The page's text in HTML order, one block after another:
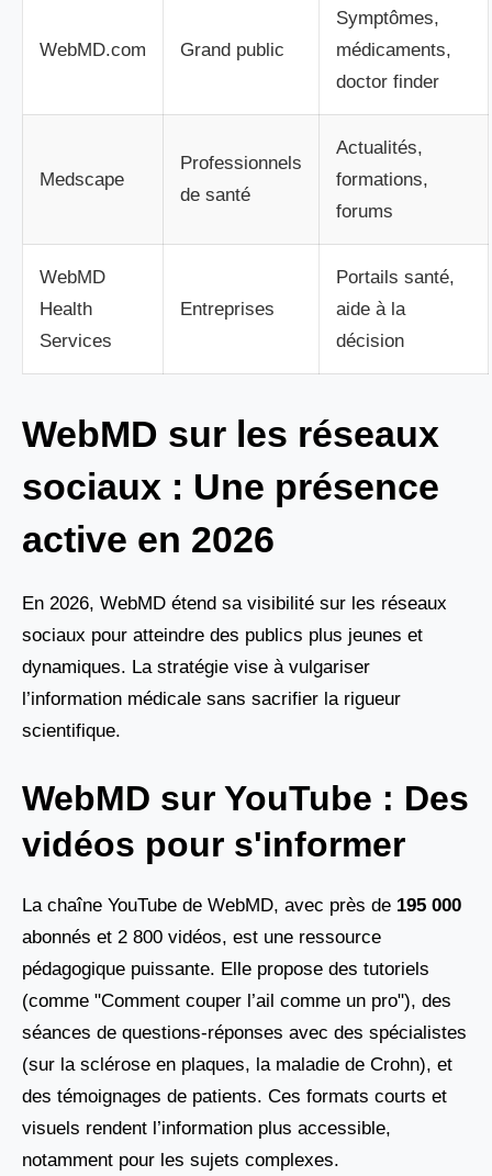
WebMD.com Grand public
Symptômes,
médicaments,
doctor finder
Medscape
Professionnels
de santé
Actualités,
formations,
forums
WebMD
Health
Services
Entreprises
Portails santé,
aide à la
décision
WebMD sur les réseaux
sociaux : Une présence
active en 2026
En 2026, WebMD étend sa visibilité sur les réseaux
sociaux pour atteindre des publics plus jeunes et
dynamiques. La stratégie vise à vulgariser
l’information médicale sans sacrifier la rigueur
scientifique.
WebMD sur YouTube : Des
vidéos pour s'informer
La chaîne YouTube de WebMD, avec près de 195 000
abonnés et 2 800 vidéos, est une ressource
pédagogique puissante. Elle propose des tutoriels
(comme "Comment couper l’ail comme un pro"), des
séances de questions-réponses avec des spécialistes
(sur la sclérose en plaques, la maladie de Crohn), et
des témoignages de patients. Ces formats courts et
visuels rendent l’information plus accessible,
notamment pour les sujets complexes.